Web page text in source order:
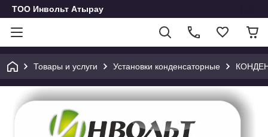
ТОО Инвольт Атырау
Товары и услуги Установки конденсаторные